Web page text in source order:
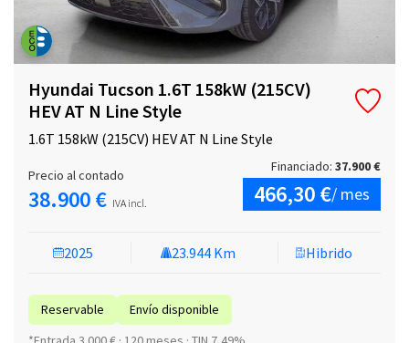
Hyundai Tucson 1.6T 158kW (215CV)
HEV AT N Line Style
1.6T 158kW (215CV) HEV AT N Line Style
2025 23.944 Km Hibrido
Reservable
Envío disponible
Precio al contado
38.900 € IVA incl.
Financiado: 37.900 €
466,30 €/ mes